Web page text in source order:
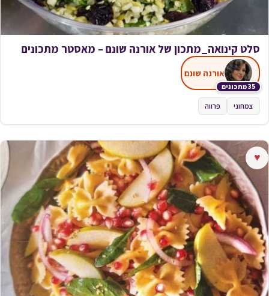
סלט קינואה_מתכון של אורנה שונם – מאסטר מתכונים
35 מתכונים
אורנה שונם
צמחוני פרווה
♥